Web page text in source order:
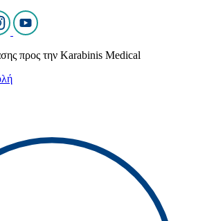
προς την Karabinis Medical